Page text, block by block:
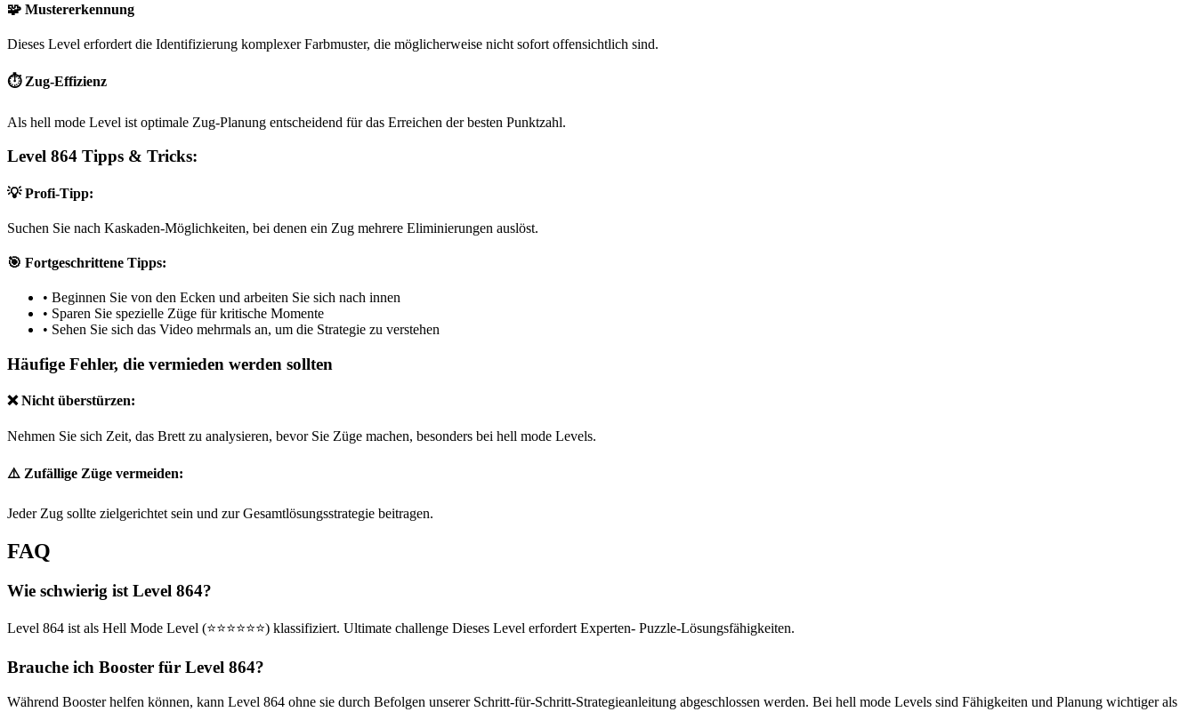
🧩 Mustererkennung
Dieses Level erfordert die Identifizierung komplexer Farbmuster, die möglicherweise nicht sofort offensichtlich sind.
⏱️ Zug-Effizienz
Als hell mode Level ist optimale Zug-Planung entscheidend für das Erreichen der besten Punktzahl.
Level 864 Tipps & Tricks:
💡 Profi-Tipp:
Suchen Sie nach Kaskaden-Möglichkeiten, bei denen ein Zug mehrere Eliminierungen auslöst.
🎯 Fortgeschrittene Tipps:
• Beginnen Sie von den Ecken und arbeiten Sie sich nach innen
• Sparen Sie spezielle Züge für kritische Momente
• Sehen Sie sich das Video mehrmals an, um die Strategie zu verstehen
Häufige Fehler, die vermieden werden sollten
❌ Nicht überstürzen:
Nehmen Sie sich Zeit, das Brett zu analysieren, bevor Sie Züge machen, besonders bei hell mode Levels.
⚠️ Zufällige Züge vermeiden:
Jeder Zug sollte zielgerichtet sein und zur Gesamtlösungsstrategie beitragen.
FAQ
Wie schwierig ist Level 864?
Level 864 ist als Hell Mode Level (⭐⭐⭐⭐⭐⭐) klassifiziert. Ultimate challenge Dieses Level erfordert Experten- Puzzle-Lösungsfähigkeiten.
Brauche ich Booster für Level 864?
Während Booster helfen können, kann Level 864 ohne sie durch Befolgen unserer Schritt-für-Schritt-Strategieanleitung abgeschlossen werden. Bei hell mode Levels sind Fähigkeiten und Planung wichtiger als